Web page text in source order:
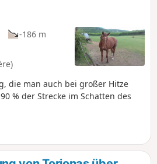
-186 m
die man auch bei großer Hitze
% der Strecke im Schatten des